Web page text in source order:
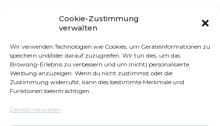
Cookie-Zustimmung
verwalten
Wir verwenden Technologien wie Cookies, um Geräteinformationen zu
speichern und/oder darauf zuzugreifen. Wir tun dies, um das
Browsing-Erlebnis zu verbessern und um (nicht) personalisierte
Werbung anzuzeigen. Wenn du nicht zustimmst oder die
Zustimmung widerrufst, kann dies bestimmte Merkmale und
Funktionen beeinträchtigen.
Dienste verwalten
Interessante Seiten